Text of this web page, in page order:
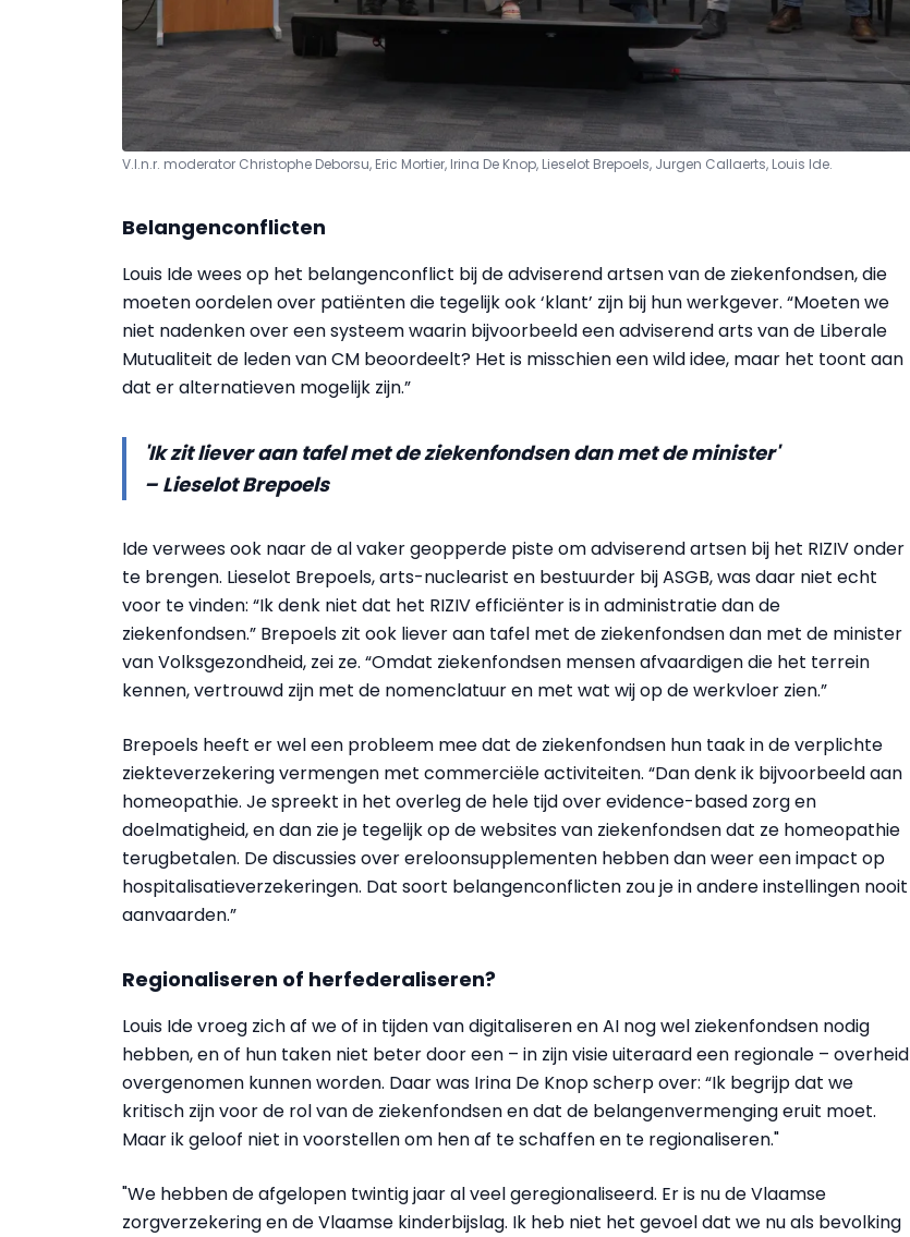
V.l.n.r. moderator Christophe Deborsu, Eric Mortier, Irina De Knop, Lieselot Brepoels, Jurgen Callaerts, Louis Ide.
Belangenconflicten
Louis Ide wees op het belangenconflict bij de adviserend artsen van de ziekenfondsen, die
moeten oordelen over patiënten die tegelijk ook ‘klant’ zijn bij hun werkgever. “Moeten we
niet nadenken over een systeem waarin bijvoorbeeld een adviserend arts van de Liberale
Mutualiteit de leden van CM beoordeelt? Het is misschien een wild idee, maar het toont aan
dat er alternatieven mogelijk zijn.”
'Ik zit liever aan tafel met de ziekenfondsen dan met de minister'
– Lieselot Brepoels
Ide verwees ook naar de al vaker geopperde piste om adviserend artsen bij het RIZIV onder
te brengen. Lieselot Brepoels, arts-nuclearist en bestuurder bij ASGB, was daar niet echt
voor te vinden: “Ik denk niet dat het RIZIV efficiënter is in administratie dan de
ziekenfondsen.” Brepoels zit ook liever aan tafel met de ziekenfondsen dan met de minister
van Volksgezondheid, zei ze. “Omdat ziekenfondsen mensen afvaardigen die het terrein
kennen, vertrouwd zijn met de nomenclatuur en met wat wij op de werkvloer zien.”
Brepoels heeft er wel een probleem mee dat de ziekenfondsen hun taak in de verplichte
ziekteverzekering vermengen met commerciële activiteiten. “Dan denk ik bijvoorbeeld aan
homeopathie. Je spreekt in het overleg de hele tijd over evidence-based zorg en
doelmatigheid, en dan zie je tegelijk op de websites van ziekenfondsen dat ze homeopathie
terugbetalen. De discussies over ereloonsupplementen hebben dan weer een impact op
hospitalisatieverzekeringen. Dat soort belangenconflicten zou je in andere instellingen nooit
aanvaarden.”
Regionaliseren of herfederaliseren?
Louis Ide vroeg zich af we of in tijden van digitaliseren en AI nog wel ziekenfondsen nodig
hebben, en of hun taken niet beter door een – in zijn visie uiteraard een regionale – overheid
overgenomen kunnen worden. Daar was Irina De Knop scherp over: “Ik begrijp dat we
kritisch zijn voor de rol van de ziekenfondsen en dat de belangenvermenging eruit moet.
Maar ik geloof niet in voorstellen om hen af te schaffen en te regionaliseren."
"We hebben de afgelopen twintig jaar al veel geregionaliseerd. Er is nu de Vlaamse
zorgverzekering en de Vlaamse kinderbijslag. Ik heb niet het gevoel dat we nu als bevolking